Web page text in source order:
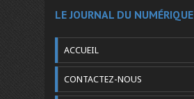
LE JOURNAL DU NUMÉRIQUE
ACCUEIL
CONTACTEZ-NOUS